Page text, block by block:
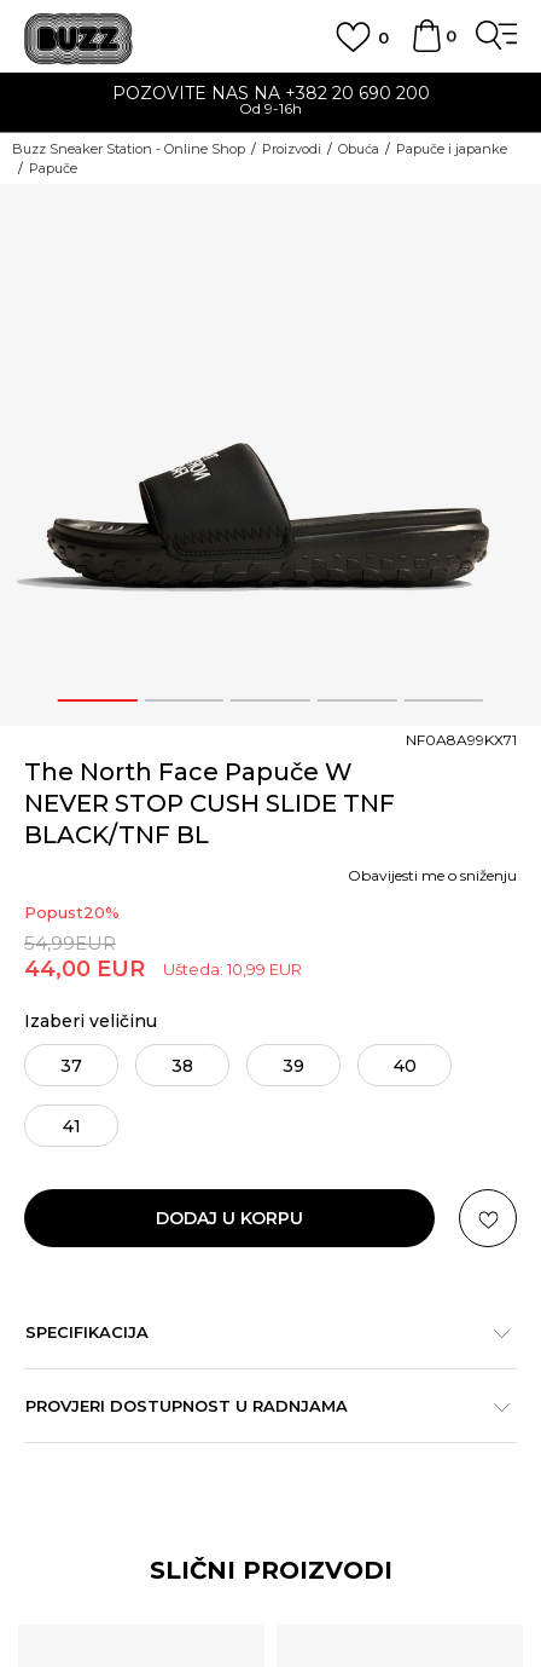
0
0
POZOVITE NAS NA +382 20 690 200
Od 9-16h
Buzz Sneaker Station - Online Shop Proizvodi Obuća
Papuče i japanke
Papuče
1 2 3 4 5
The North Face Papuče W
NEVER STOP CUSH SLIDE TNF
BLACK/TNF BL
NF0A8A99KX71
Popust20%
54,99EUR
44,00 EUR Ušteda: 10,99 EUR
Obavijesti me o sniženju
Izaberi veličinu
37 38 39 40
41
DODAJ U KORPU
SPECIFIKACIJA
PROVJERI DOSTUPNOST U RADNJAMA
SLIČNI PROIZVODI